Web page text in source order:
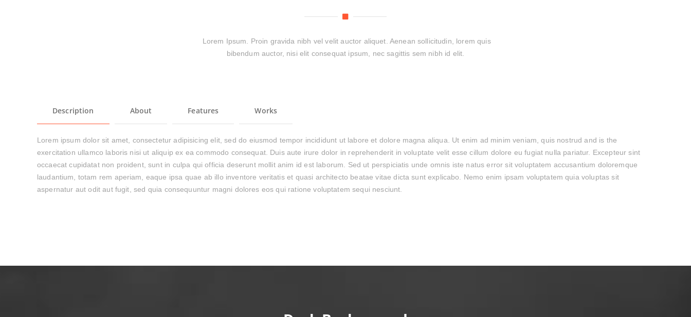
Lorem Ipsum. Proin gravida nibh vel velit auctor aliquet. Aenean sollicitudin, lorem quis
bibendum auctor, nisi elit consequat ipsum, nec sagittis sem nibh id elit.
Description About Features Works
Lorem ipsum dolor sit amet, consectetur adipisicing elit, sed do eiusmod tempor incididunt ut labore et dolore magna aliqua. Ut enim ad minim veniam, quis nostrud and is the
exercitation ullamco laboris nisi ut aliquip ex ea commodo consequat. Duis aute irure dolor in reprehenderit in voluptate velit esse cillum dolore eu fugiat nulla pariatur. Excepteur sint
occaecat cupidatat non proident, sunt in culpa qui officia deserunt mollit anim id est laborum. Sed ut perspiciatis unde omnis iste natus error sit voluptatem accusantium doloremque
laudantium, totam rem aperiam, eaque ipsa quae ab illo inventore veritatis et quasi architecto beatae vitae dicta sunt explicabo. Nemo enim ipsam voluptatem quia voluptas sit
aspernatur aut odit aut fugit, sed quia consequuntur magni dolores eos qui ratione voluptatem sequi nesciunt.